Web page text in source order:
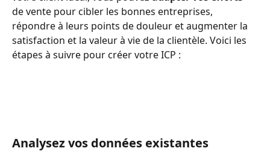
de vente pour cibler les bonnes entreprises,
répondre à leurs points de douleur et augmenter la
satisfaction et la valeur à vie de la clientèle. Voici les
étapes à suivre pour créer votre ICP :
Analysez vos données existantes